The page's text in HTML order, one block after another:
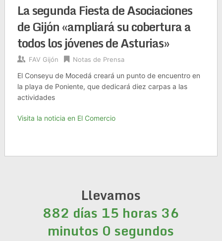
La segunda Fiesta de Asociaciones
de Gijón «ampliará su cobertura a
todos los jóvenes de Asturias»
FAV Gijón Notas de Prensa
El Conseyu de Mocedá creará un punto de encuentro en
la playa de Poniente, que dedicará diez carpas a las
actividades
Visita la noticia en El Comercio
Llevamos
882 días 15 horas 36
minutos 0 segundos